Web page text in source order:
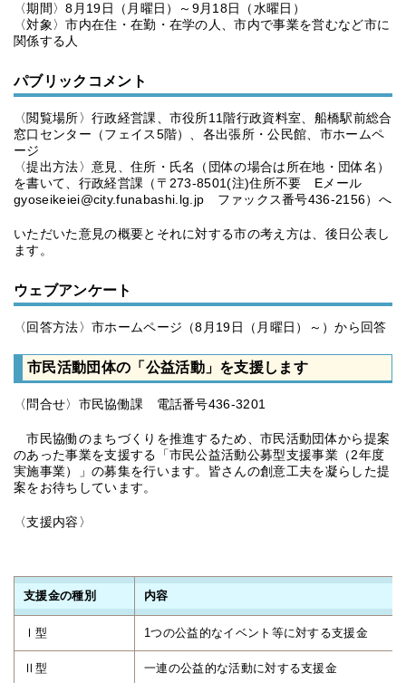
〈期間〉8月19日（月曜日）～9月18日（水曜日）
〈対象〉市内在住・在勤・在学の人、市内で事業を営むなど市に
関係する人
パブリックコメント
〈閲覧場所〉行政経営課、市役所11階行政資料室、船橋駅前総合
窓口センター（フェイス5階）、各出張所・公民館、市ホームペ
ージ
〈提出方法〉意見、住所・氏名（団体の場合は所在地・団体名）
を書いて、行政経営課（〒273-8501(注)住所不要 Eメール
gyoseikeiei@city.funabashi.lg.jp ファックス番号436-2156）へ
いただいた意見の概要とそれに対する市の考え方は、後日公表し
ます。
ウェブアンケート
〈回答方法〉市ホームページ（8月19日（月曜日）～）から回答
市民活動団体の「公益活動」を支援します
〈問合せ〉市民協働課 電話番号436-3201
市民協働のまちづくりを推進するため、市民活動団体から提案
のあった事業を支援する「市民公益活動公募型支援事業（2年度
実施事業）」の募集を行います。皆さんの創意工夫を凝らした提
案をお待ちしています。
〈支援内容〉
支援金の種別 内容
Ⅰ型 1つの公益的なイベント等に対する支援金
Ⅱ型 一連の公益的な活動に対する支援金